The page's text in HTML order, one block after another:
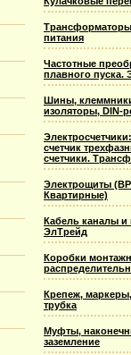
питания
Частотные
плавного пуска.
Шины,
изоляторы, DIN-
счетчик
счетчики.
Электрощиты
Квартирные)
Кабель каналы
ЭлТрейд
Коробки
Крепеж,
трубка
Муфты,
заземление